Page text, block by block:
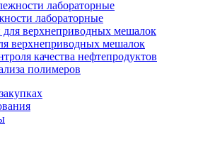
лабораторные
верхнеприводных мешалок
качества нефтепродуктов
полимеров